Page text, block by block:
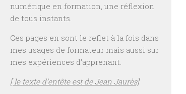
numérique en formation, une réflexion
de tous instants.
Ces pages en sont le reflet à la fois dans
mes usages de formateur mais aussi sur
mes expériences d’apprenant.
[ le texte d’entête est de Jean Jaurès]